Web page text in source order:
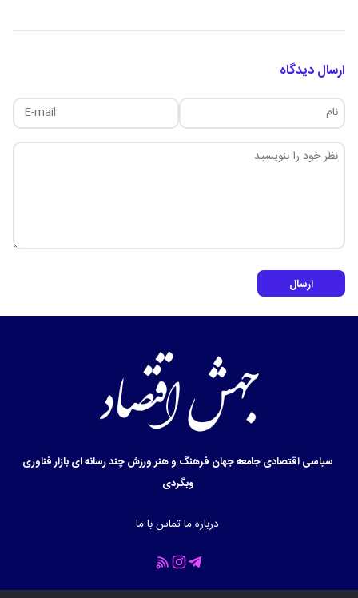
ارسال دیدگاه
ارسال
سیاسیاقتصادیجامعهجهان فرهنگ و هنرورزشچند رسانه ایبازارفناوری
وبگردی
درباره ماتماس با ما